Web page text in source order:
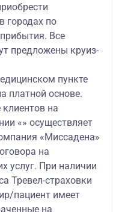
городах по
Все
предложены круиз-
пункте
платной основе.
на
«» осуществляет
«Миссадена»
на
услуг. При наличии
Тревел-страховки
пациент имеет
на